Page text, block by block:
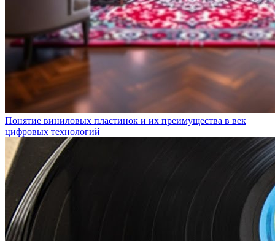
Понятие виниловых пластинок и их преимущества в век
цифровых технологий